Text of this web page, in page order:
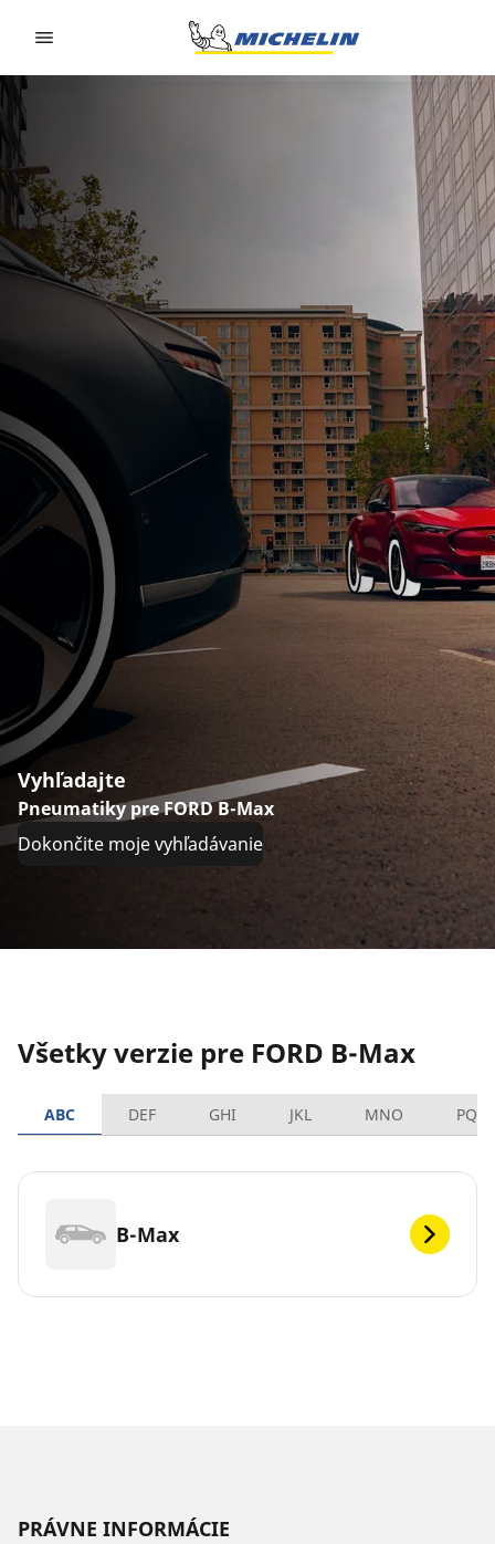
Vyhľadajte
Pneumatiky pre FORD B-Max
Dokončite moje vyhľadávanie
Všetky verzie pre FORD B-Max
ABC DEF GHI JKL MNO PQRS
B-Max
PRÁVNE INFORMÁCIE